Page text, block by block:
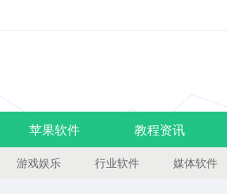
苹果软件 教程资讯
游戏娱乐 行业软件 媒体软件